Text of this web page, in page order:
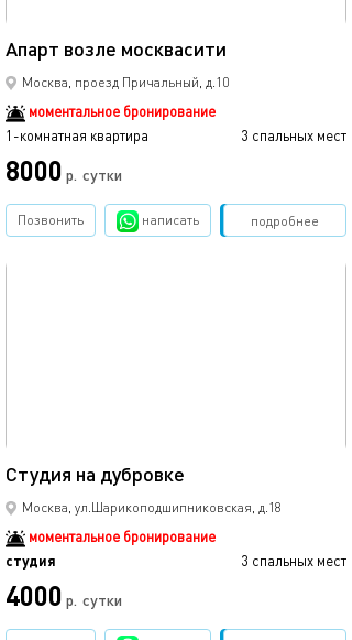
Апарт возле москвасити
Москва, проезд Причальный, д.10
моментальное бронирование
1-комнатная квартира
3 спальных мест
8000 р. сутки
подробнее
Позвонить написать Забронировать
Студия на дубровке
Москва, ул.Шарикоподшипниковская, д.18
моментальное бронирование
студия
3 спальных мест
4000 р. сутки